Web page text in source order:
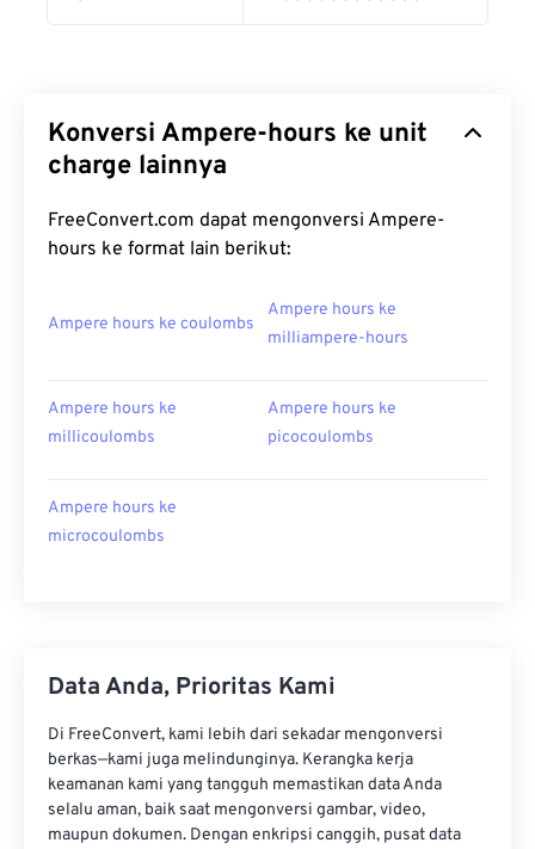
Konversi Ampere-hours ke unit
charge lainnya
FreeConvert.com dapat mengonversi Ampere-
hours ke format lain berikut:
Ampere hours ke coulombs
Ampere hours ke
milliampere-hours
Ampere hours ke
millicoulombs
Ampere hours ke
picocoulombs
Ampere hours ke
microcoulombs
Data Anda, Prioritas Kami
Di FreeConvert, kami lebih dari sekadar mengonversi
berkas—kami juga melindunginya. Kerangka kerja
keamanan kami yang tangguh memastikan data Anda
selalu aman, baik saat mengonversi gambar, video,
maupun dokumen. Dengan enkripsi canggih, pusat data